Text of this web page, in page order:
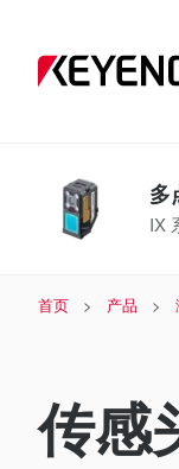
多
IX
首页 产品
传感